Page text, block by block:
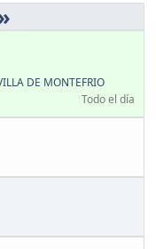
DE MONTEFRIO
Todo el día